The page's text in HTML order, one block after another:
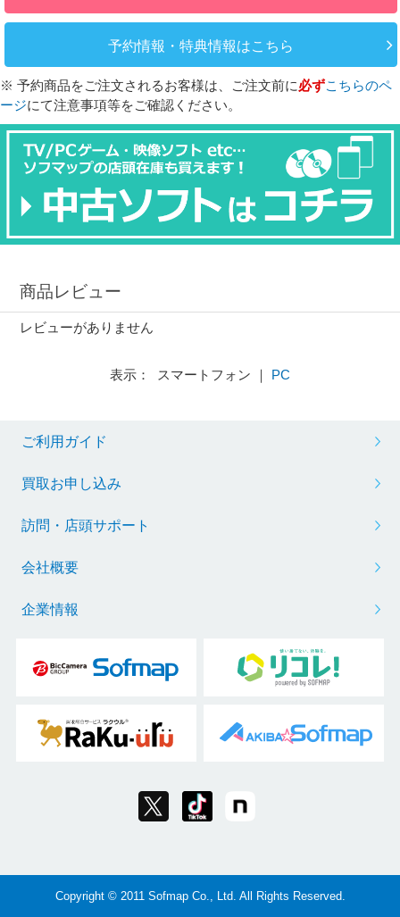
予約情報・特典情報はこちら
※ 予約商品をご注文されるお客様は、ご注文前に必ずこちらのペ
ージにて注意事項等をご確認ください。
商品レビュー
レビューがありません
表示： スマートフォン ｜ PC
ご利用ガイド
買取お申し込み
訪問・店頭サポート
会社概要
企業情報
Copyright © 2011 Sofmap Co., Ltd. All Rights Reserved.